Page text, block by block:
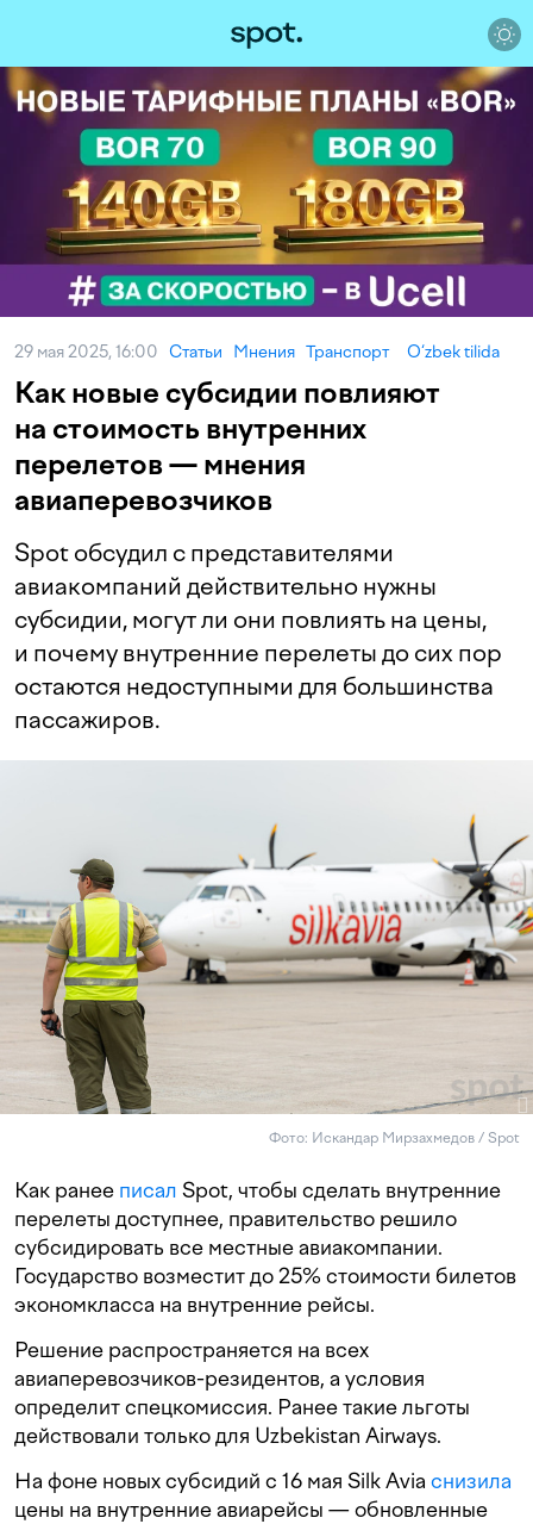
29 мая 2025, 16:00 Статьи Мнения Транспорт O‘zbek tilida
Как новые субсидии повлияют
на стоимость внутренних
перелетов — мнения
авиаперевозчиков
Spot обсудил с представителями
авиакомпаний действительно нужны
субсидии, могут ли они повлиять на цены,
и почему внутренние перелеты до сих пор
остаются недоступными для большинства
пассажиров.
Фото: Искандар Мирзахмедов / Spot
Как ранее писал Spot, чтобы сделать внутренние
перелеты доступнее, правительство решило
субсидировать все местные авиакомпании.
Государство возместит до 25% стоимости билетов
экономкласса на внутренние рейсы.
Решение распространяется на всех
авиаперевозчиков-резидентов, а условия
определит спецкомиссия. Ранее такие льготы
действовали только для Uzbekistan Airways.
На фоне новых субсидий с 16 мая Silk Avia снизила
цены на внутренние авиарейсы — обновленные